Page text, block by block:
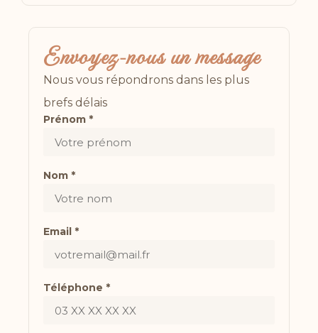
Envoyez-nous un message
Nous vous répondrons dans les plus
brefs délais
Prénom *
Nom *
Email *
Téléphone *